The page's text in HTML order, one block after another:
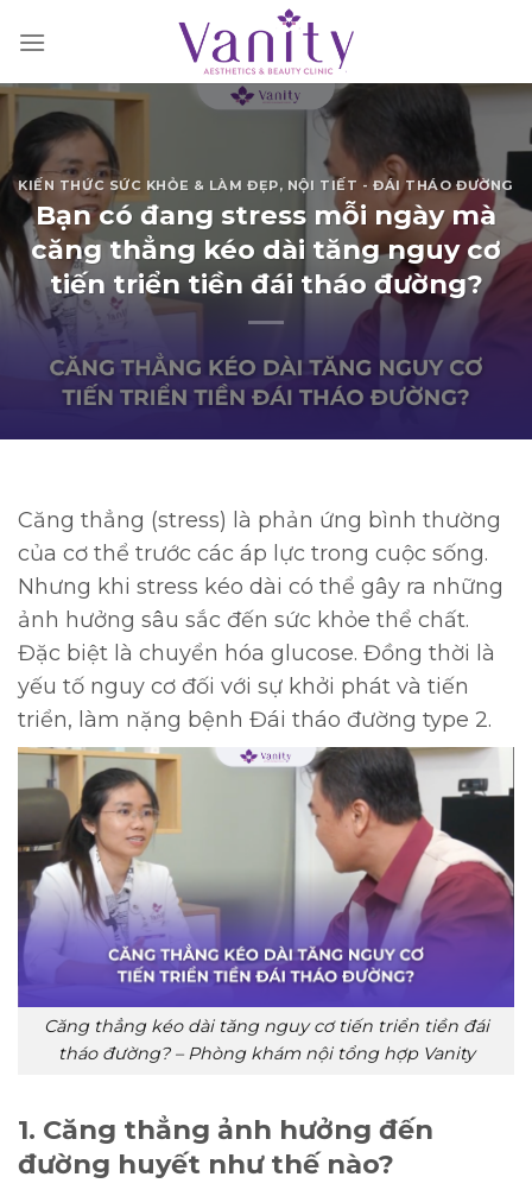
đến
dung
KIẾN THỨC SỨC KHỎE & LÀM ĐẸP, NỘI TIẾT - ĐÁI THÁO ĐƯỜNG
Bạn có đang stress mỗi ngày mà
căng thẳng kéo dài tăng nguy cơ
tiến triển tiền đái tháo đường?
Căng thẳng (stress) là phản ứng bình thường
của cơ thể trước các áp lực trong cuộc sống.
Nhưng khi stress kéo dài có thể gây ra những
ảnh hưởng sâu sắc đến sức khỏe thể chất.
Đặc biệt là chuyển hóa glucose. Đồng thời là
yếu tố nguy cơ đối với sự khởi phát và tiến
triển, làm nặng bệnh Đái tháo đường type 2.
Căng thẳng kéo dài tăng nguy cơ tiến triển tiền đái
tháo đường? – Phòng khám nội tổng hợp Vanity
1. Căng thẳng ảnh hưởng đến
đường huyết như thế nào?